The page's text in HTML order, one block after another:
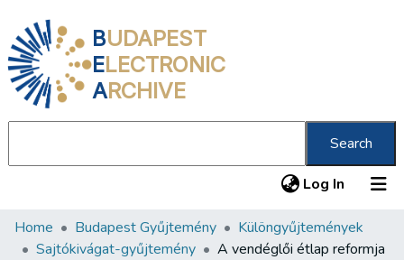
BUDAPEST
ELECTRONIC
ARCHIVE
Search
Log In (current)
Communities & Collections
Home Budapest Gyűjtemény
Különgyűjtemények
Sajtókivágat-gyűjtemény
A vendéglői étlap reformja